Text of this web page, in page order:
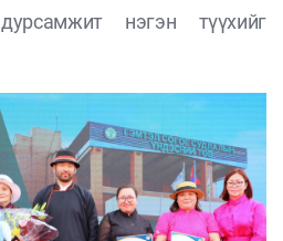
нэгэн түүхийг